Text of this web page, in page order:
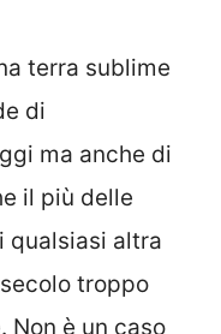
terra sublime
di
ma anche di
il più delle
qualsiasi altra
troppo
Non è un caso